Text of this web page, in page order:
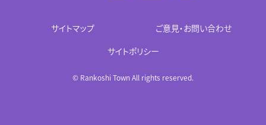
サイトマップ
ご意見・お問い合わせ
サイトポリシー
© Rankoshi Town All rights reserved.